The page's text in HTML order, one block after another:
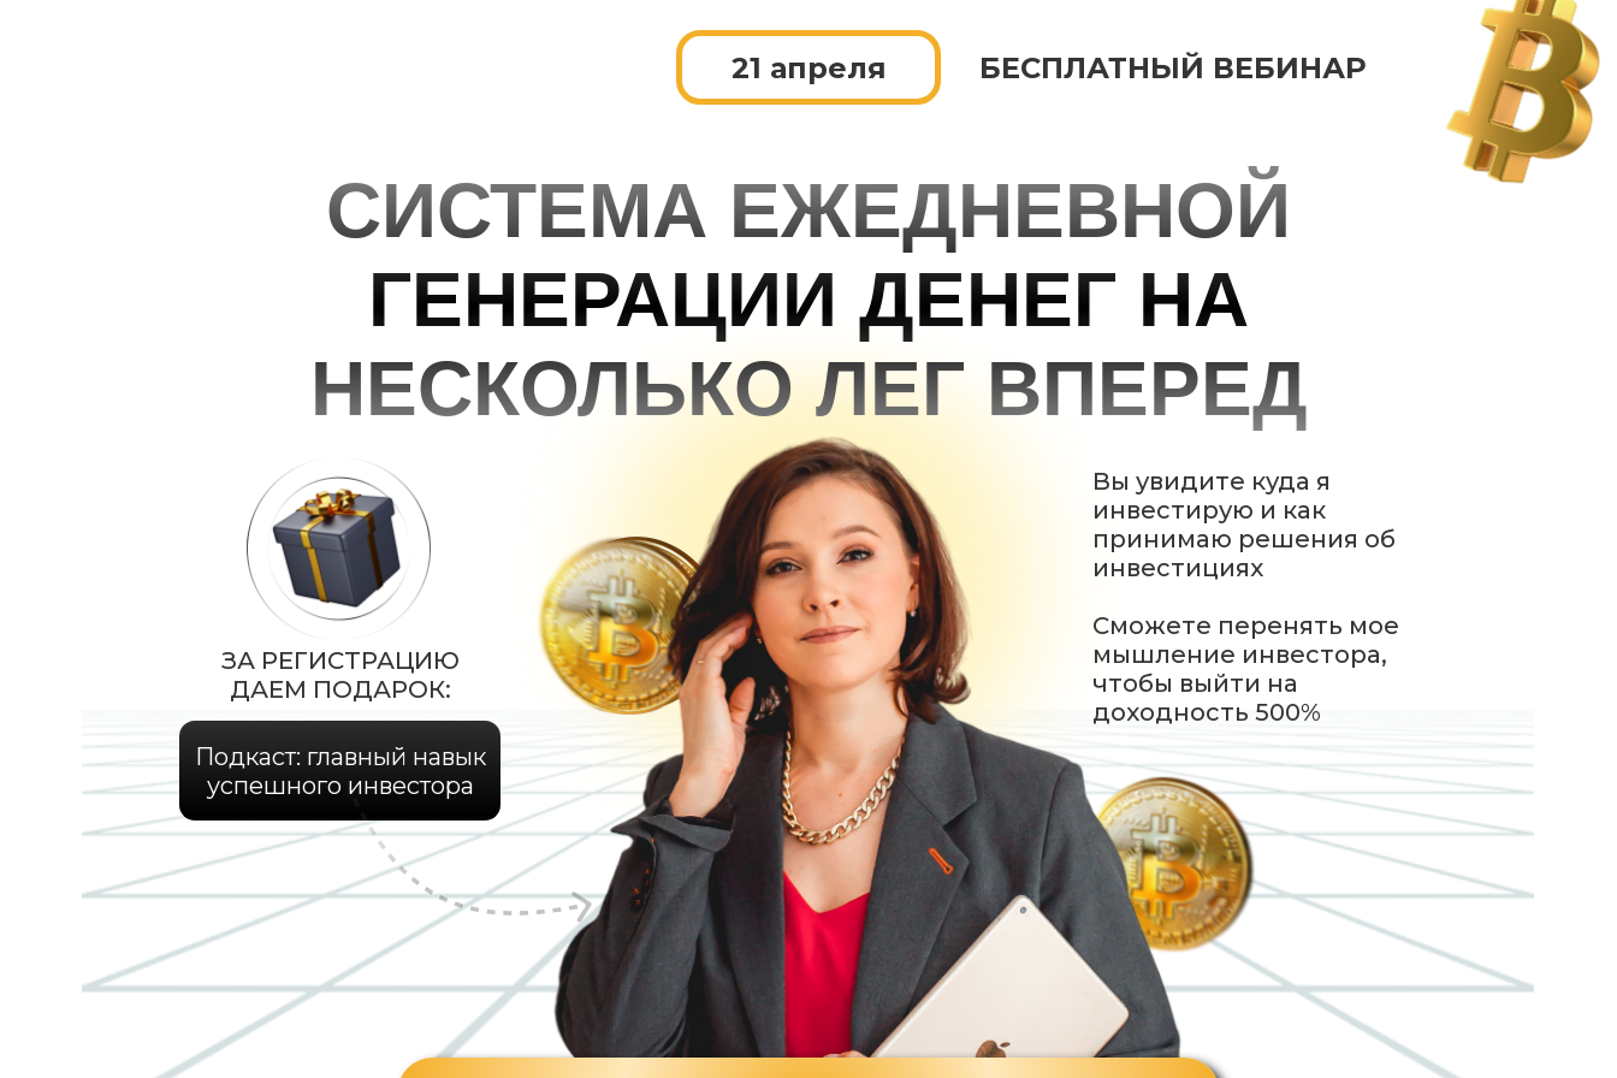
СИСТЕМА ЕЖЕДНЕВНОЙ
ГЕНЕРАЦИИ ДЕНЕГ НА
НЕСКОЛЬКО ЛЕГ ВПЕРЕД
21 апреля
Вы увидите куда я
инвестирую и как
принимаю решения об
инвестициях
Сможете перенять мое
мышление инвестора,
чтобы выйти на
доходность 500%
БЕСПЛАТНЫЙ ВЕБИНАР
ЗА РЕГИСТРАЦИЮ
ДАЕМ ПОДАРОК:
Подкаст: главный навык
успешного инвестора